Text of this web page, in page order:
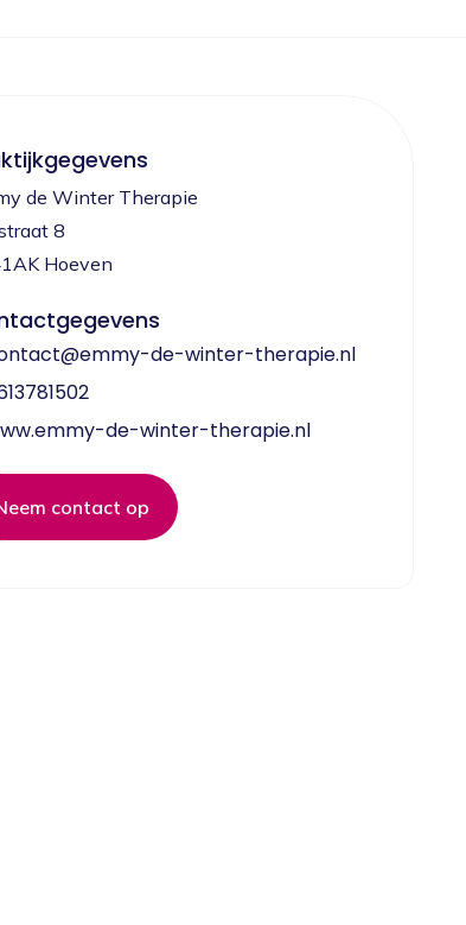
de Winter Therapie
8
Hoeven
de-winter-therapie.nl
de-winter-therapie.nl
contact op